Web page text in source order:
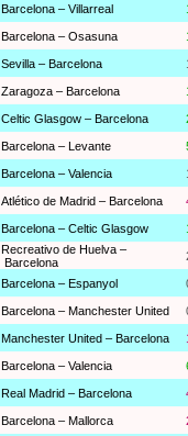
Barcelona – Villarreal
Barcelona – Osasuna
Sevilla – Barcelona
Zaragoza – Barcelona
Celtic Glasgow – Barcelona
Barcelona – Levante
Barcelona – Valencia
Atlético de Madrid – Barcelona
Barcelona – Celtic Glasgow
Recreativo de Huelva –
Barcelona
Barcelona – Espanyol
Barcelona – Manchester United
Manchester United – Barcelona
Barcelona – Valencia
Real Madrid – Barcelona
Barcelona – Mallorca